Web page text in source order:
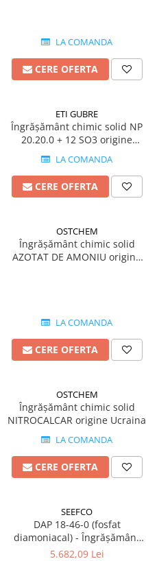
Fungicide
CĂPȘUN
Insecticide
Acaricide
Biostimulatori
Fertilizanți foliari
CARTOF
Fungicide
Insecticide
CASTRAVEȚI
Insecticide
Acaricide
Fertilizanți foliari
Dezinfectant sol
CEAPĂ
Erbicide
Fertilizanți foliari
Insecticide
Fertilizanți foliari
Insecticide
Biostimulatori
Fertilizanți foliari
Adjuvanți
CITRICE
CONIFERE
Fertilizanți foliari
CUCURBITACEE
Fungicide
DOVLEAC
Insecticide
FASOLE
Insecticide
Fertilizanți foliari
FASOLE PĂSTĂI
Insecticide
LA COMANDA
CERE OFERTA
ETI GUBRE
Îngrășământ chimic solid NP
20.20.0 + 12 SO3 origine
LA COMANDA
CERE OFERTA
OSTCHEM
Îngrășământ chimic solid
AZOTAT DE AMONIU origine
LA COMANDA
CERE OFERTA
OSTCHEM
Îngrășământ chimic solid
NITROCALCAR origine Ucraina
LA COMANDA
CERE OFERTA
SEEFCO
DAP 18-46-0 (fosfat
diamoniacal) - Îngrășământ
chimic solid origine Maroc
5.682,09 Lei